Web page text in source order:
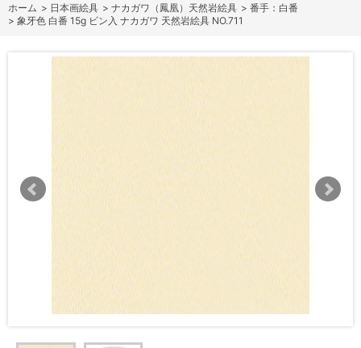
ホーム > 日本画絵具 > ナカガワ（鳳凰）天然岩絵具 > 番手：白番
> 象牙色 白番 15g ビン入 ナカガワ 天然岩絵具 NO.711